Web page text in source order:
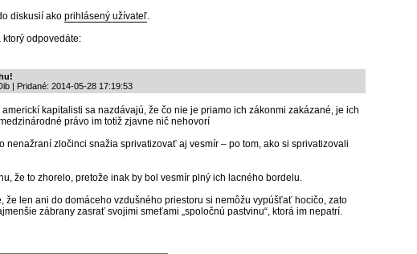
diskusií ako prihlásený užívateľ.
ktorý odpovedáte:
| Pridané: 2014-05-28 17:19:53
kapitalisti sa nazdávajú, že čo nie je priamo ich zákonmi zakázané, je ich
právo im totiž zjavne nič nehovorí
nenažraní zločinci snažia sprivatizovať aj vesmír – po tom, ako si sprivatizovali
že to zhorelo, pretože inak by bol vesmír plný ich lacného bordelu.
že len ani do domáceho vzdušného priestoru si nemôžu vypúšťať hocičo, zato
zábrany zasrať svojimi smeťami „spoločnú pastvinu“, ktorá im nepatrí.